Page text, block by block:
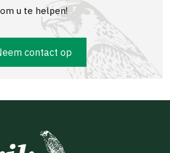
om u te helpen!
contact op